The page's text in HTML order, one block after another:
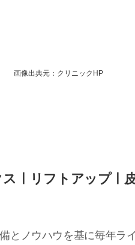
画像出典元：クリニックHP
ㅣリフトアップㅣ
とノウハウを基に毎年ラ